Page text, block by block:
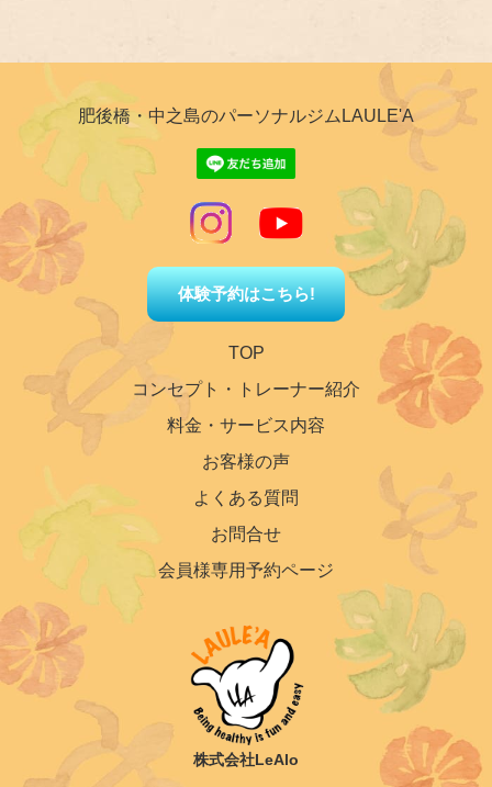
肥後橋・中之島のパーソナルジムLAULE'A
体験予約はこちら!
TOP
コンセプト・トレーナー紹介
料金・サービス内容
お客様の声
よくある質問
お問合せ
会員様専用予約ページ
株式会社LeAlo